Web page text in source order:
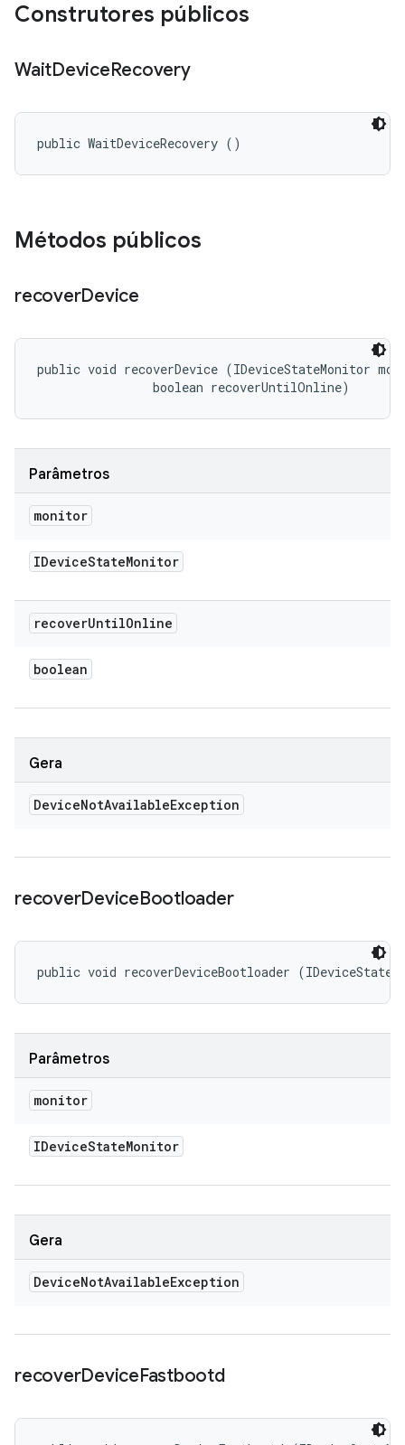
Construtores públicos
WaitDeviceRecovery
public WaitDeviceRecovery ()
Métodos públicos
recoverDevice
public void recoverDevice (IDeviceStateMonitor
                boolean recoverUntilOnline)
Parâmetros
monitor
IDeviceStateMonitor
recoverUntilOnline
boolean
Gera
DeviceNotAvailableException
recoverDeviceBootloader
public void recoverDeviceBootloader
Parâmetros
monitor
IDeviceStateMonitor
Gera
DeviceNotAvailableException
recoverDeviceFastbootd